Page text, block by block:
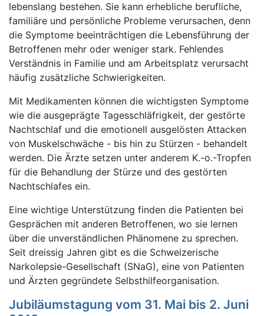
lebenslang bestehen. Sie kann erhebliche berufliche,
familiäre und persönliche Probleme verursachen, denn
die Symptome beeinträchtigen die Lebensführung der
Betroffenen mehr oder weniger stark. Fehlendes
Verständnis in Familie und am Arbeitsplatz verursacht
häufig zusätzliche Schwierigkeiten.
Mit Medikamenten können die wichtigsten Symptome
wie die ausgeprägte Tagesschläfrigkeit, der gestörte
Nachtschlaf und die emotionell ausgelösten Attacken
von Muskelschwäche - bis hin zu Stürzen - behandelt
werden. Die Ärzte setzen unter anderem K.-o.-Tropfen
für die Behandlung der Stürze und des gestörten
Nachtschlafes ein.
Eine wichtige Unterstützung finden die Patienten bei
Gesprächen mit anderen Betroffenen, wo sie lernen
über die unverständlichen Phänomene zu sprechen.
Seit dreissig Jahren gibt es die Schweizerische
Narkolepsie-Gesellschaft (SNaG), eine von Patienten
und Ärzten gegründete Selbsthilfeorganisation.
Jubiläumstagung vom 31. Mai bis 2. Juni